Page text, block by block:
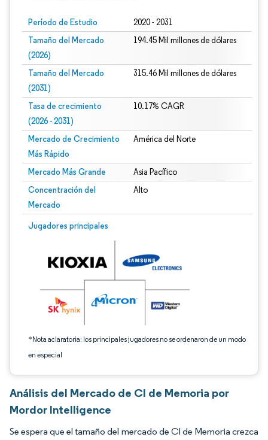
Período de Estudio 2020 - 2031
Tamaño del Mercado
(2026)
194.45 Mil millones de dólares
Tamaño del Mercado
(2031)
315.46 Mil millones de dólares
Tasa de crecimiento
(2026 - 2031)
10.17% CAGR
Mercado de Crecimiento
Más Rápido
América del Norte
Mercado Más Grande Asia Pacífico
Concentración del
Mercado
Alto
Jugadores principales
*Nota aclaratoria: los principales jugadores no se ordenaron de un modo
en especial
Imagen © Mordor Intelligence. El uso requiere atribución según CC BY 4.0.
Análisis del Mercado de CI de Memoria por
Mordor Intelligence
Se espera que el tamaño del mercado de CI de Memoria crezca